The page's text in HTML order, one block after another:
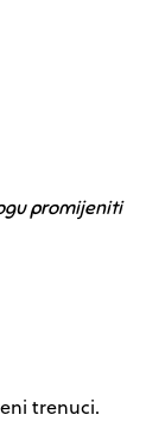
promijeniti
trenuci.